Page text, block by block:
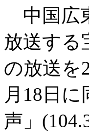
中国広
放送する
の放送を
月18日
声」